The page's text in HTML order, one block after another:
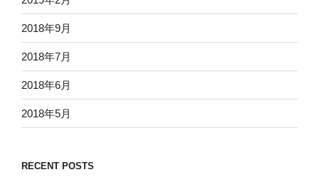
2018年9月
2018年7月
2018年6月
2018年5月
RECENT POSTS